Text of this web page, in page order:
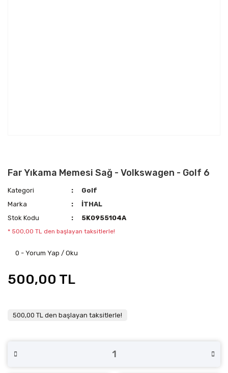
Far Yıkama Memesi Sağ - Volkswagen - Golf 6
Kategori
Golf
Marka
İTHAL
Stok Kodu
5K0955104A
* 500,00 TL den başlayan taksitlerle!
0 - Yorum Yap / Oku
500,00 TL
500,00 TL den başlayan taksitlerle!